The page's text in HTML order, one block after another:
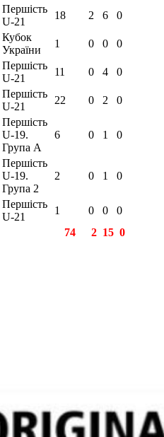
Першість
U-21
18 2 6 0
Кубок
України
1 0 0 0
Першість
U-21
11 0 4 0
Першість
U-21
22 0 2 0
Першість
U-19.
Група А
6 0 1 0
Першість
U-19.
Група 2
2 0 1 0
Першість
U-21
1 0 0
0
74 2 15 0